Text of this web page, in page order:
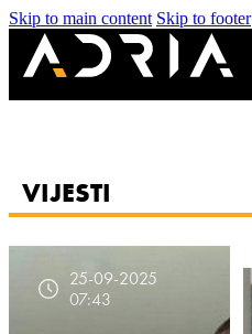
Skip to main content Skip to footer
VIJESTI
25-09-2025
07:43